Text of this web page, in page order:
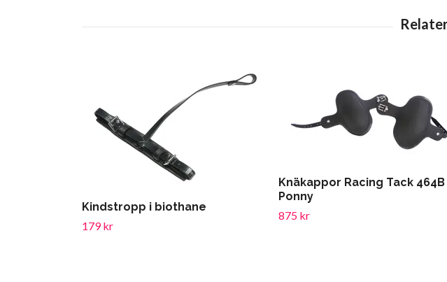
Kindstropp i biothane
179 kr
Knäkappor Racing Tack 464B
Ponny
875 kr